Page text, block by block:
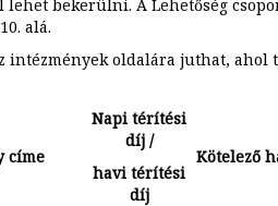
lehet bekerülni. A Lehetőség
alá.
intézmények oldalára juthat,
címe
Napi térítési
díj /
havi térítési
díj
Kötelező